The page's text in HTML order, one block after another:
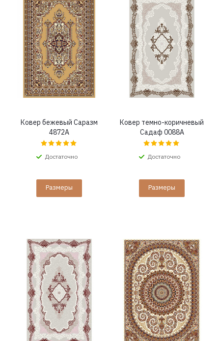
Ковер бежевый Саразм
4872A
Достаточно
Размеры
Ковер темно-коричневый
Садаф 0088A
Достаточно
Размеры